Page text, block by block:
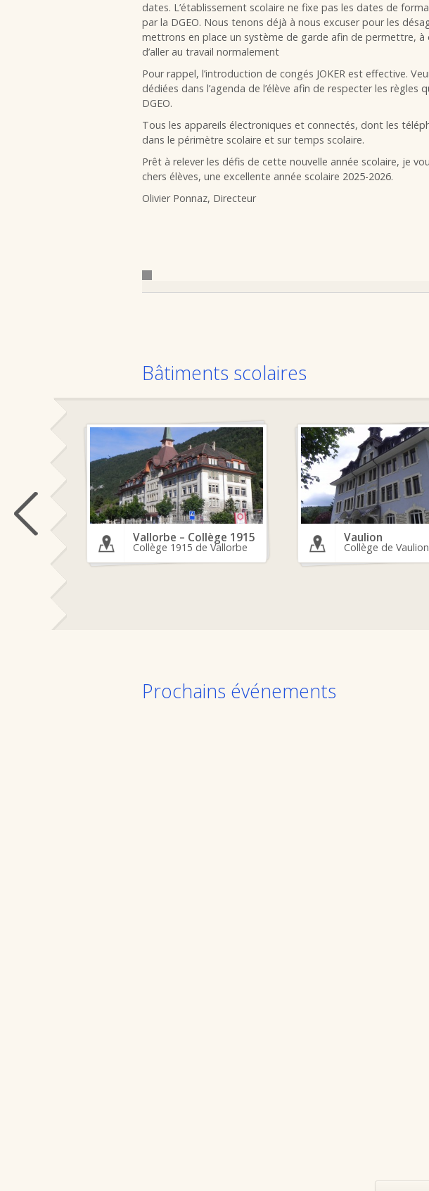
dates. L’établissement scolaire ne fixe pas les dates de
par la DGEO. Nous tenons déjà à nous excuser pour les
mettrons en place un système de garde afin de permettre, à
d’aller au travail normalement
Pour rappel, l’introduction de congés JOKER est effective.
dédiées dans l’agenda de l’élève afin de respecter les règles
DGEO.
Tous les appareils électroniques et connectés, dont les
dans le périmètre scolaire et sur temps scolaire.
Prêt à relever les défis de cette nouvelle année scolaire, je
chers élèves, une excellente année scolaire 2025-2026.
Olivier Ponnaz, Directeur
Bâtiments scolaires
Vallorbe – Collège 1915
Collège 1915 de Vallorbe
Vaulion
Collège de Vaulion
Prochains événements